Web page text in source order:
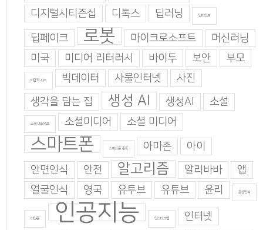
디지털시티즌십
디톡스 딥러닝 딥마인드
딥페이크 로봇 마이크로소프트
머신러닝
미국
미디어 리터러시 바이두 보안 부모
비판적 사고 빅데이터 사물인터넷
사진
생각을 담는 집
생성 AI 생성AI 소설
소셜 네트워크 소셜미디어 소셜 미디어
스마트폰 스마트폰 중독 아마존
아이
안면인식
안전 알고리즘 알리바바
앱
얼굴인식
영국 유투브 유튜브 윤리 음성인식
이인준 인공지능 인스타그램 인터넷